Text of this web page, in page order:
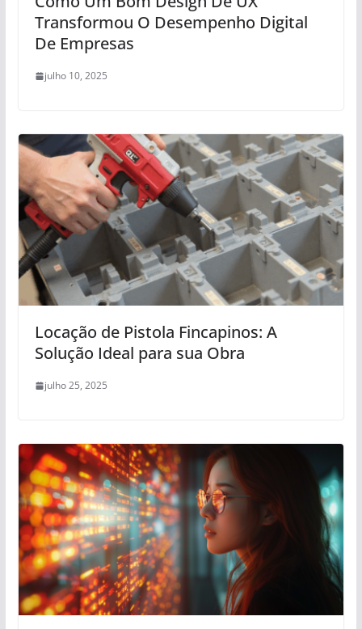
Transformou O Desempenho Digital
De Empresas
julho 10, 2025
Locação de Pistola Fincapinos: A
Solução Ideal para sua Obra
julho 25, 2025